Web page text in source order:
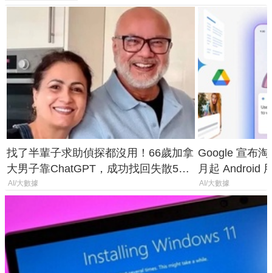
找了半輩子求助偵探都沒用！66歲加拿
大男子靠ChatGPT，成功找回失散50
年家人
AI/大數據
Google 宣布
月起 Android
AI/大數據